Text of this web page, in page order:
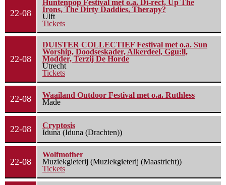
22-08
Huntenpop Festival met o.a. Di-rect, Up The
Irons, The Dirty Daddies, Therapy?
Ulft
Tickets
22-08
DUISTER COLLECTIEF Festival met o.a. Sun
Worship, Doodseskader, Alkerdeel, Ggu:ll,
Modder, Terzij De Horde
Utrecht
Tickets
22-08
Waailand Outdoor Festival met o.a. Ruthless
Made
22-08
Cryptosis
Iduna (Iduna (Drachten))
22-08
Wolfmother
Muziekgieterij (Muziekgieterij (Maastricht))
Tickets